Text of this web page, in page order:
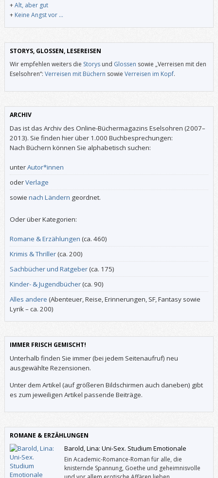
+Alt, aber gut
+ Keine Angst vor …
STORYS, GLOSSEN, LESEREISEN
Wir empfehlen weiters die Storysund Glossen sowie „Verreisen mit den
Eselsohren“: Verreisen mit Büchern sowie Verreisen im Kopf.
ARCHIV
Das ist das Archiv des Online-Büchermagazins Eselsohren (2007–
2013). Sie finden hier über 1.000 Buchbesprechungen:
Nach Büchern können Sie alphabetisch suchen:
unterAutor*innen
oderVerlage
sowie nach Ländern geordnet.
Oder über Kategorien:
Romane & Erzählungen (ca. 460)
Krimis & Thriller(ca. 200)
Sachbücher und Ratgeber(ca. 175)
Kinder- & Jugendbücher(ca. 90)
Alles andere (Abenteuer, Reise, Erinnerungen, SF, Fantasy sowie
Lyrik – ca. 200)
IMMER FRISCH GEMISCHT!
Unterhalb finden Sie immer (bei jedem Seitenaufruf) neu
ausgewählte Rezensionen.
Unter dem Artikel (auf größeren Bildschirmen auch daneben) gibt
es zum jeweiligen Artikel passende Beiträge.
ROMANE & ERZÄHLUNGEN
Barold, Lina: Uni-Sex. Studium Emotionale
Ein Academic-Romance-Roman für alle, die
knisternde Spannung, Goethe und geheimnisvolle